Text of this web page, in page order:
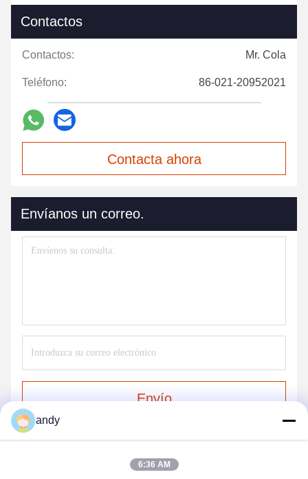
Contactos
Contactos: Mr. Cola
Teléfono: 86-021-20952021
Contacta ahora
Envíanos un correo.
Envío
andy
6:36 AM